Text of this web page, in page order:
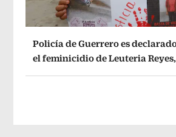
Policía de Guerrero es
el feminicidio de Leuteria